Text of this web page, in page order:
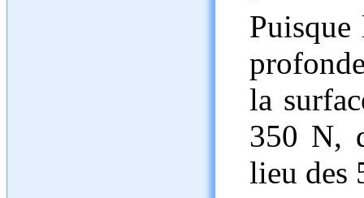
Puisque
la
350 N,
lieu des